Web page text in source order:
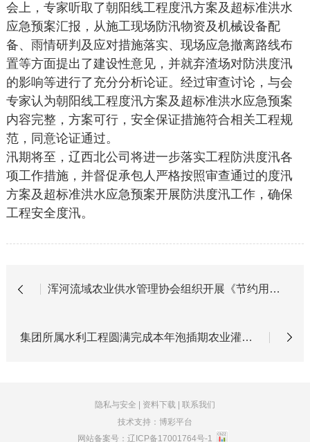
会上，专家听取了朝阳线工程度汛方案及超标准洪水
应急预案汇报，从施工现场防汛物资及机械设备配
备、雨情研判及应对措施落实、现场应急撤离路线布
置等方面提出了建设性意见，并就弃渣场对防洪度汛
的影响等进行了充分分析论证。经过审查讨论，与会
专家认为朝阳线工程度汛方案及超标准洪水应急预案
内容完整，方案可行，安全保证措施符合相关工程规
范，同意论证通过。
汛期将至，辽西北公司将进一步落实工程防洪度汛各
项工作措施，并督促承包人严格按照审查通过的度汛
方案及超标准洪水应急预案开展防洪度汛工作，确保
工程安全度汛。
浑河流域农业供水管理协会组织开展《节约用水条例》宣传活动
集团所属水利工程圆满完成本年泡插期农业灌溉供水工作
隐私与安全 资料下载| 联系我们
技术支持：博彩平台
网站备案号：辽ICP备17001764号-1